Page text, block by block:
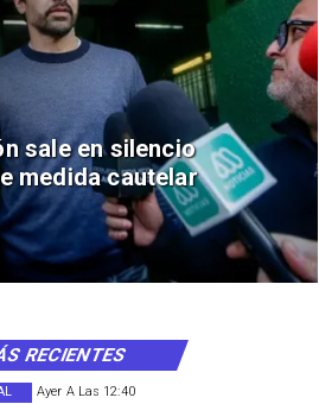
sale en silencio
medida cautelar
Ayer A Las 12:40
RECIENTES